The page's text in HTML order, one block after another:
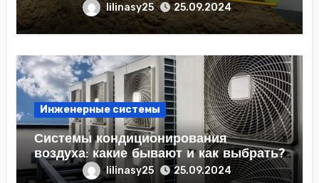
lilinasy25 25.09.2024
Инженерные системы
Системы кондиционирования
воздуха: какие бывают и как выбрать?
lilinasy25 25.09.2024